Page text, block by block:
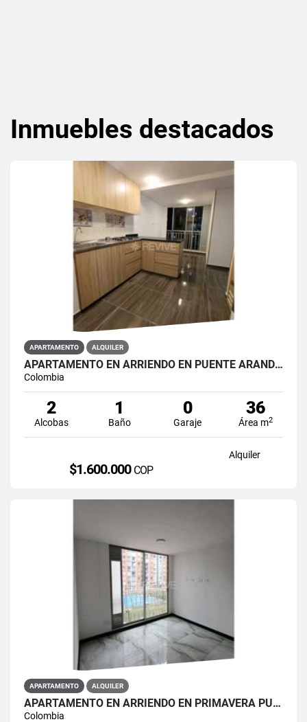
Inmuebles destacados
APARTAMENTO ALQUILER
APARTAMENTO EN ARRIENDO EN PUENTE ARANDA PRIMAVERA 6-39
Colombia
2
Alcobas
1
Baño
0
Garaje
36
Área m2
Alquiler
$1.600.000 COP
APARTAMENTO ALQUILER
APARTAMENTO EN ARRIENDO EN PRIMAVERA PUENTE ARANDA PRIMAVERA 6-39 ET 2
Colombia